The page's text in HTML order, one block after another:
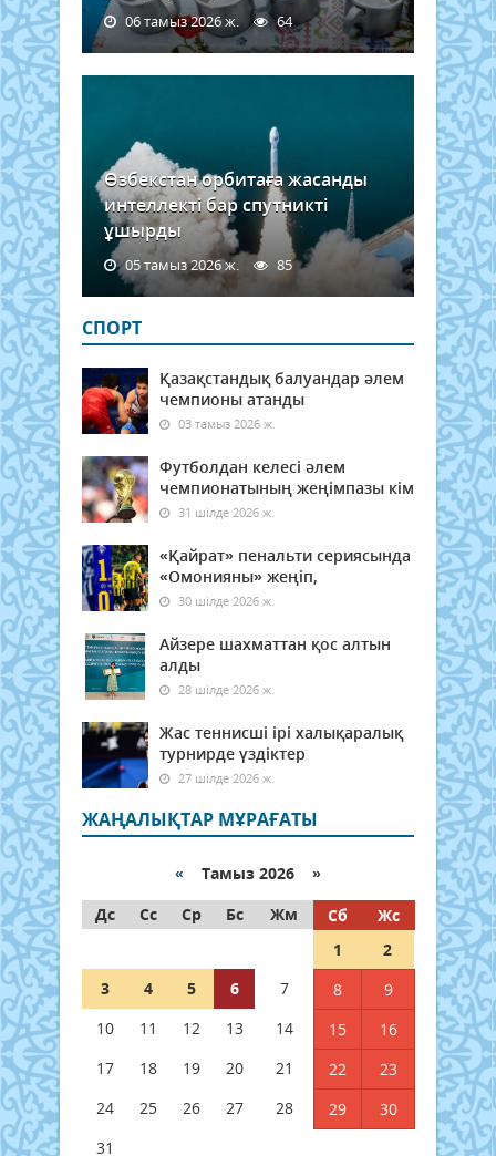
06 тамыз 2026 ж. 64
Өзбекстан орбитаға жасанды
интеллекті бар спутникті
ұшырды
05 тамыз 2026 ж. 85
СПОРТ
Қазақстандық балуандар әлем
чемпионы атанды
03 тамыз 2026 ж.
Футболдан келесі әлем
чемпионатының жеңімпазы кім
31 шілде 2026 ж.
«Қайрат» пенальти сериясында
«Омонияны» жеңіп,
30 шілде 2026 ж.
Айзере шахматтан қос алтын
алды
28 шілде 2026 ж.
Жас теннисші ірі халықаралық
турнирде үздіктер
27 шілде 2026 ж.
ЖАҢАЛЫҚТАР МҰРАҒАТЫ
« Тамыз 2026 »
Дс
Сс Ср Бс Жм Сб
Жс
1
2
3
4 5 6 7 8
9
10
11 12 13 14 15
16
17
18 19 20 21 22
23
24
25 26 27 28 29
30
31